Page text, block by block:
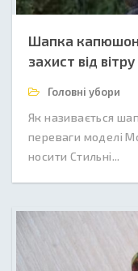
Шапка капюшон
захист від вітру
Головні убори
Як називається
переваги моделі
носити Стильні...